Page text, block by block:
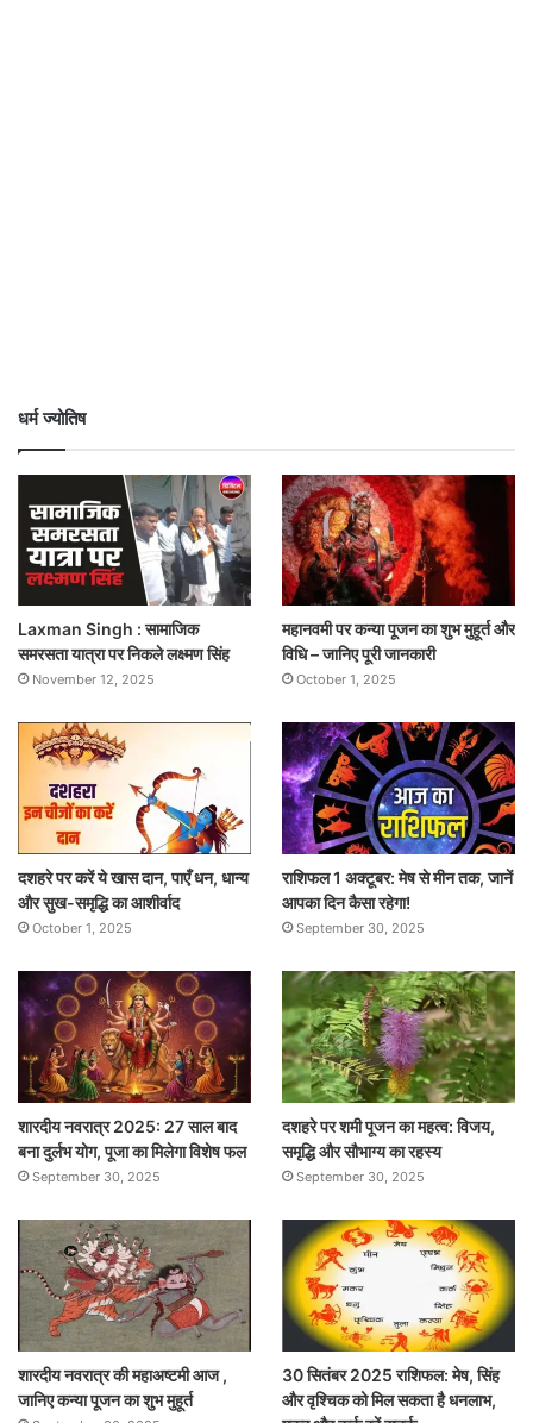
धर्म ज्योतिष
Laxman Singh : सामाजिक
समरसता यात्रा पर निकले लक्ष्मण सिंह
November 12, 2025
महानवमी पर कन्या पूजन का शुभ मुहूर्त और
विधि – जानिए पूरी जानकारी
October 1, 2025
दशहरे पर करें ये खास दान, पाएँ धन, धान्य
और सुख-समृद्धि का आशीर्वाद
October 1, 2025
राशिफल 1 अक्टूबर: मेष से मीन तक, जानें
आपका दिन कैसा रहेगा!
September 30, 2025
शारदीय नवरात्र 2025: 27 साल बाद
बना दुर्लभ योग, पूजा का मिलेगा विशेष फल
September 30, 2025
दशहरे पर शमी पूजन का महत्व: विजय,
समृद्धि और सौभाग्य का रहस्य
September 30, 2025
शारदीय नवरात्र की महाअष्टमी आज ,
जानिए कन्या पूजन का शुभ मुहूर्त
30 सितंबर 2025 राशिफल: मेष, सिंह
और वृश्चिक को मिल सकता है धनलाभ,